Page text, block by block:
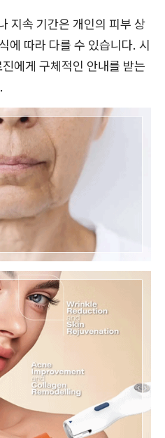
지속 기간은 개인의 피부 상
에 따라 다를 수 있습니다. 시
에게 구체적인 안내를 받는